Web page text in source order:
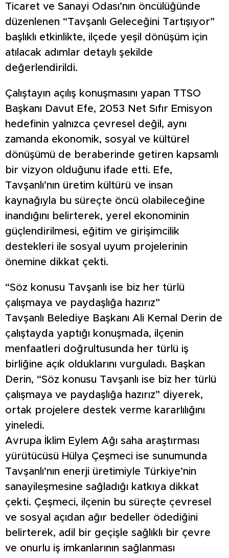
Ticaret ve Sanayi Odası’nın öncülüğünde
düzenlenen “Tavşanlı Geleceğini Tartışıyor”
başlıklı etkinlikte, ilçede yeşil dönüşüm için
atılacak adımlar detaylı şekilde
değerlendirildi.
Çalıştayın açılış konuşmasını yapan TTSO
Başkanı Davut Efe, 2053 Net Sıfır Emisyon
hedefinin yalnızca çevresel değil, aynı
zamanda ekonomik, sosyal ve kültürel
dönüşümü de beraberinde getiren kapsamlı
bir vizyon olduğunu ifade etti. Efe,
Tavşanlı’nın üretim kültürü ve insan
kaynağıyla bu süreçte öncü olabileceğine
inandığını belirterek, yerel ekonominin
güçlendirilmesi, eğitim ve girişimcilik
destekleri ile sosyal uyum projelerinin
önemine dikkat çekti.
“Söz konusu Tavşanlı ise biz her türlü
çalışmaya ve paydaşlığa hazırız”
Tavşanlı Belediye Başkanı Ali Kemal Derin de
çalıştayda yaptığı konuşmada, ilçenin
menfaatleri doğrultusunda her türlü iş
birliğine açık olduklarını vurguladı. Başkan
Derin, “Söz konusu Tavşanlı ise biz her türlü
çalışmaya ve paydaşlığa hazırız” diyerek,
ortak projelere destek verme kararlılığını
yineledi.
Avrupa İklim Eylem Ağı saha araştırması
yürütücüsü Hülya Çeşmeci ise sunumunda
Tavşanlı’nın enerji üretimiyle Türkiye’nin
sanayileşmesine sağladığı katkıya dikkat
çekti. Çeşmeci, ilçenin bu süreçte çevresel
ve sosyal açıdan ağır bedeller ödediğini
belirterek, adil bir geçişle sağlıklı bir çevre
ve onurlu iş imkanlarının sağlanması